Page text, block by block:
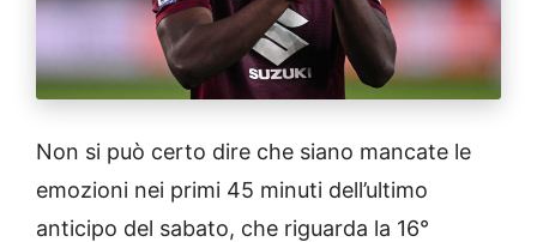
Non si può certo dire che siano mancate le
emozioni nei primi 45 minuti dell’ultimo
anticipo del sabato, che riguarda la 16°